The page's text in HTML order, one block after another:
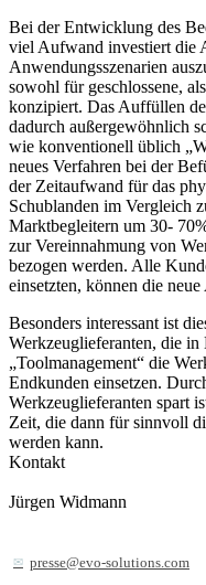
Bei der Entwicklung des
viel Aufwand investiert die
Anwendungsszenarien
sowohl für geschlossene,
konzipiert. Das Auffüllen
dadurch außergewöhnlich
wie konventionell üblich
neues Verfahren bei der
der Zeitaufwand für das
Schublanden im Vergleich
Marktbegleitern um 30-
zur Vereinnahmung von
bezogen werden. Alle
einsetzten, können die
Besonders interessant ist
Werkzeuglieferanten, die
„Toolmanagement“ die
Endkunden einsetzen.
Werkzeuglieferanten spart
Zeit, die dann für sinnvoll
werden kann.
Kontakt
Jürgen Widmann
presse@evo-solutions.com